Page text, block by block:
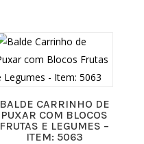
BALDE CARRINHO DE
PUXAR COM BLOCOS
FRUTAS E LEGUMES –
ITEM: 5063